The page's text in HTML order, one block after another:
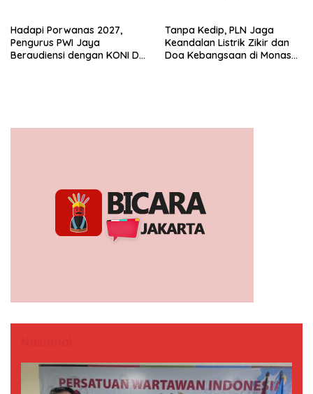
Hadapi Porwanas 2027,
Pengurus PWI Jaya
Beraudiensi dengan KONI DKI
Tanpa Kedip, PLN Jaga
Keandalan Listrik Zikir dan
Doa Kebangsaan di Monas